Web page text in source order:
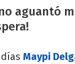
aguantó
Maypi